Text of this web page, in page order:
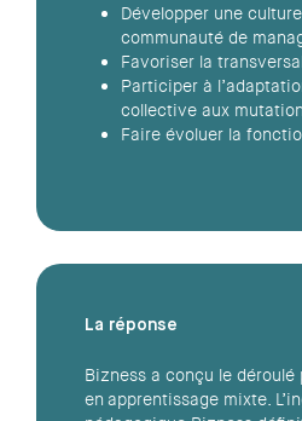
Développer une
communauté de
Favoriser la
Participer à
collective aux
Faire évoluer la
La réponse
Bizness a conçu le déroulé
en apprentissage mixte.